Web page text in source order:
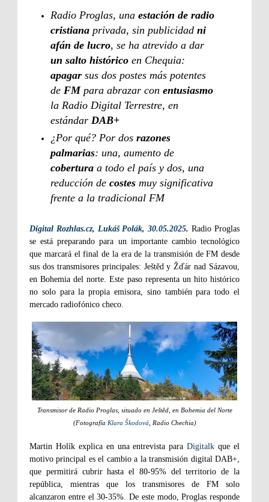
Radio Proglas, una estación de radio
cristiana privada, sin publicidad ni
afán de lucro, se ha atrevido a dar
un salto histórico en Chequia:
apagar sus dos postes más potentes
de FM para abrazar con entusiasmo
la Radio Digital Terrestre, en
estándar DAB+
¿Por qué? Por dos razones
palmarias: una, aumento de
cobertura a todo el país y dos, una
reducción de costes muy significativa
frente a la tradicional FM
Digital Rozhlas.cz, Lukáš Polák, 30.05.2025. Radio Proglas
se está preparando para un importante cambio tecnológico
que marcará el final de la era de la transmisión de FM desde
sus dos transmisores principales: Ještěd y Žďár nad Sázavou,
en Bohemia del norte. Este paso representa un hito histórico
no solo para la propia emisora, sino también para todo el
mercado radiofónico checo.
Transmisor de Radio Proglas, situado en Ještěd, en Bohemia del Norte
(Fotografía Klara Škodová , Radio Chechia)
Martin Holík explica en una entrevista paraDigitalk que el
motivo principal es el cambio a la transmisión digital DAB+,
que permitirá cubrir hasta el 80-95% del territorio de la
república, mientras que los transmisores de FM solo
alcanzaron entre el 30-35%. De este modo, Proglas responde